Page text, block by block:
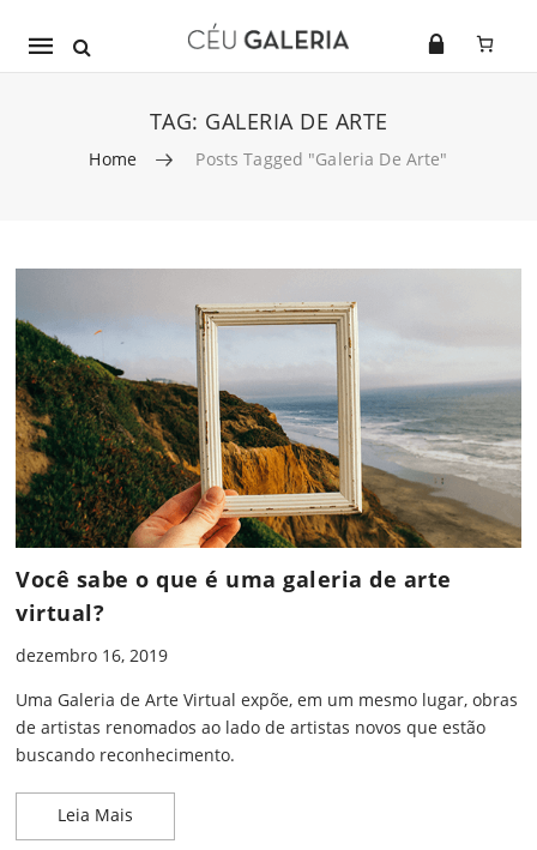
Mobile
TAG: GALERIA DE ARTE
Home Posts Tagged "Galeria De Arte"
Você sabe o que é uma galeria de arte
virtual?
dezembro 16, 2019
Uma Galeria de Arte Virtual expõe, em um mesmo lugar, obras
de artistas renomados ao lado de artistas novos que estão
buscando reconhecimento.
Leia Mais